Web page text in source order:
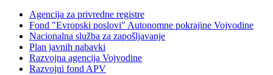
Agencija za privredne registre
Fond "Evropski poslovi" Autonomne pokrajine Vojvodine
Nacionalna služba za zapošljavanje
Plan javnih nabavki
Razvojna agencija Vojvodine
Razvojni fond APV